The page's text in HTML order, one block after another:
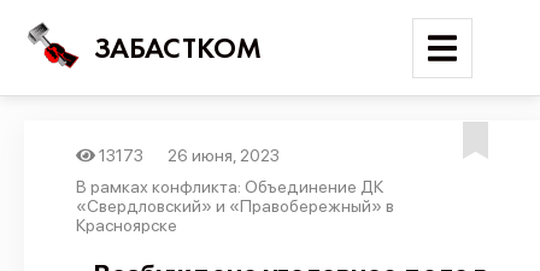
ЗАБАСТКОМ
Войти
13173
26 июня, 2023
В рамках конфликта: Объединение ДК
«Свердловский» и «Правобережный» в
Красноярске